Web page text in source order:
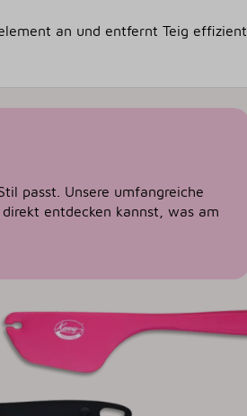
an und entfernt Teig effizient
passt. Unsere umfangreiche
entdecken kannst, was am